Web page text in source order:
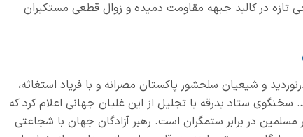
تازه در کالبد جبهه مقاومت دمیده و زوال قطعی مستکبران
و شیعیان سلحشور پاکستان مصرانه و با فریاد استغاثه،
ستاد بدرقه با تجلیل از این غلیان جهانی اعلام کرد که
در برابر ستمگران است. رهبر آزادگان جهان با شجاعتی